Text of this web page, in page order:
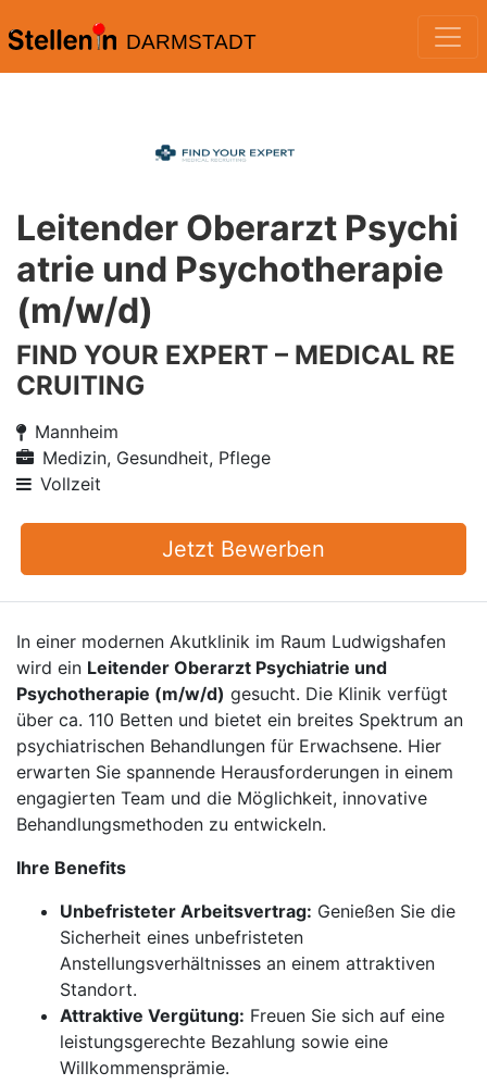
DARMSTADT
Leitender Oberarzt Psychi
atrie und Psychotherapie
(m/w/d)
FIND YOUR EXPERT – MEDICAL RE
CRUITING
Mannheim
Medizin, Gesundheit, Pflege
Vollzeit
Jetzt Bewerben
In einer modernen Akutklinik im Raum Ludwigshafen
wird ein Leitender Oberarzt Psychiatrie und
Psychotherapie (m/w/d) gesucht. Die Klinik verfügt
über ca. 110 Betten und bietet ein breites Spektrum an
psychiatrischen Behandlungen für Erwachsene. Hier
erwarten Sie spannende Herausforderungen in einem
engagierten Team und die Möglichkeit, innovative
Behandlungsmethoden zu entwickeln.
Ihre Benefits
Unbefristeter Arbeitsvertrag: Genießen Sie die
Sicherheit eines unbefristeten
Anstellungsverhältnisses an einem attraktiven
Standort.
Attraktive Vergütung: Freuen Sie sich auf eine
leistungsgerechte Bezahlung sowie eine
Willkommensprämie.